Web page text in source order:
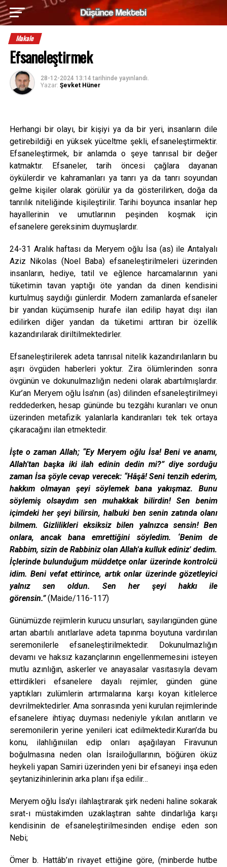
Makale
Efsaneleştirmek
28-12-2024 13:14 tarihinde yayınlandı.
Yazar: Şevket Hüner
Herhangi bir olayı, bir kişiyi ya da bir yeri, insanların dile
getirebildiği en yüksek yüceltme şekli, efsaneleştirmektir.
Efsaneleştirmek, bir anlamda o şeye tanrısal bir değer
katmaktır. Efsaneler, tarih öncesi çağlara dayanan
öykülerdir ve kahramanları ya tanrı ya da tanrı soyundan
gelme kişiler olarak görülür ya da gösterilirken, doğa da
tanrılık niteliğinde kişileştirilir. Tarihi boyunca insanlar hep
hayallerinin ve umutlarının peşinden koşmak için
efsanelere gereksinim duymuşlardır.
24-31 Aralık haftası da Meryem oğlu İsa (as) ile Antalyalı
Aziz Nikolas (Noel Baba) efsaneleştirilmeleri üzerinden
insanların, hediye, tatil ve eğlence harcamalarının yani
tüketimin tavan yaptığı öte yandan da dinen kendisini
kurtulmuş saydığı günlerdir. Modern zamanlarda efsaneler
bir yandan küçümsenip hurafe ilan edilip hayat dışı ilan
edilirken diğer yandan da tüketimi arttıran bir özellik
kazandırılarak diriltilmektedirler.
Efsaneleştirilerek adeta tanrısal nitelik kazandırılanların bu
aşırı övgüden haberleri yoktur. Zira ölümlerinden sonra
övgünün ve dokunulmazlığın nedeni olarak abartılmışlardır.
Kur’an Meryem oğlu İsa’nın (as) dilinden efsaneleştirilmeyi
reddederken, hesap gününde bu tezgâhı kuranları ve onun
üzerinden metafizik yalanlarla kandıranları tek tek ortaya
çıkaracağını ilan etmektedir.
İşte o zaman Allah; “Ey Meryem oğlu İsa! Beni ve anamı,
Allah'tan başka iki ilah edinin dedin mi?” diye sorduğu
zamanİsa şöyle cevap verecek: “Hâşâ! Seni tenzih ederim,
hakkım olmayan şeyi söylemek bana yakışmaz. Bunu
söylemiş olsaydım sen muhakkak bilirdin! Sen benim
içimdeki her şeyi bilirsin, halbuki ben senin zatında olanı
bilmem. Gizlilikleri eksiksiz bilen yalnızca sensin!Ben
onlara, ancak bana emrettiğini söyledim. ‘Benim de
Rabbim, sizin de Rabbiniz olan Allah'a kulluk ediniz' dedim.
İçlerinde bulunduğum müddetçe onlar üzerinde kontrolcü
idim. Beni vefat ettirince, artık onlar üzerinde gözetleyici
yalnız sen oldun. Sen her şeyi hakkı ile
görensin.”(Maide/116-117)
Günümüzde rejimlerin kurucu unsurları, sayılarıgünden güne
artan abartılı anıtlarlave adeta tapınma boyutuna vardırılan
seremonilerle efsaneleştirilmektedir. Dokunulmazlığın
devamı ve haksız kazançlarının engellenmemesini isteyen
mutlu azınlığın, askerler ve anayasalar vasıtasıyla devam
ettirdikleri efsanelere dayalı rejimler, günden güne
yaptıkları zulümlerin artırmalarına karşı koyan kitlelerce
devrilmektedirler. Ama sonrasında yeni kurulan rejimlerinde
efsanelere ihtiyaç duyması nedeniyle yıkılan anıtların ve
seremonilerin yerine yenileri icat edilmektedir.Kuran’da bu
konu, ilahlığınıilan edip onları aşağılayan Firavunun
boğulmasına neden olan İsrailoğullarının, böğüren öküz
heykeli yapan Samiri üzerinden yeni bir efsaneyi inşa eden
şeytanizihinlerinin arka planı ifşa edilir…
Meryem oğlu İsa’yı ilahlaştırarak şirk nedeni haline sokarak
sırat-ı müstakimden uzaklaştıran sahte dindarlığa karşı
kendisinin de efsaneleştirilmesinden endişe eden son
Nebi;
Ömer b. Hattâb’ın rivayet ettiğine göre, (minberde hutbe